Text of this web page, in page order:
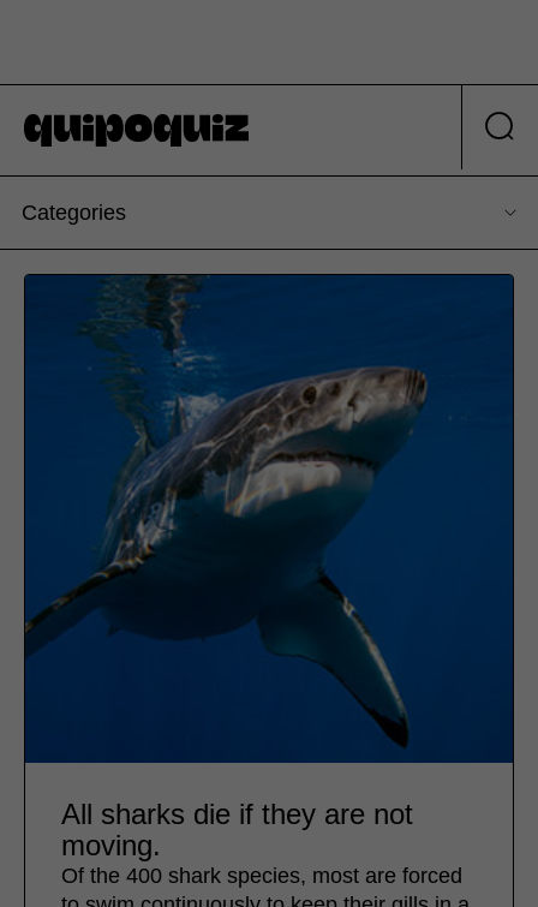
Categories
All sharks die if they are not
moving.
Of the 400 shark species, most are forced